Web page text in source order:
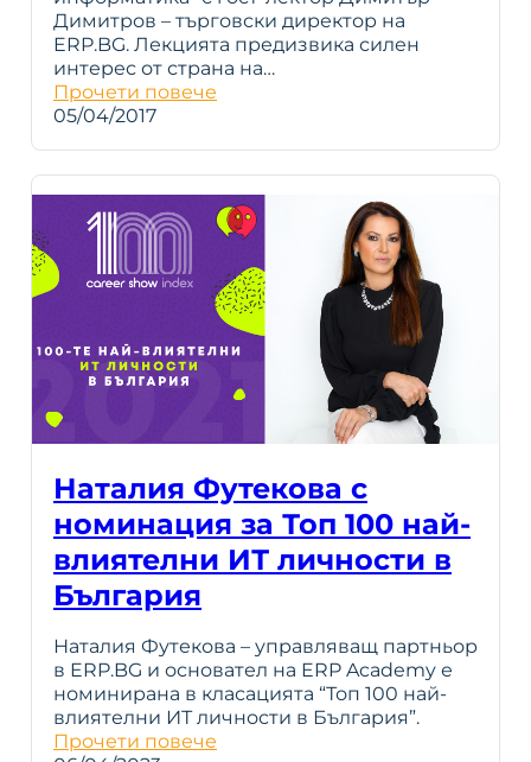
Димитров – търговски директор на
ERP.BG. Лекцията предизвика силен
интерес от страна на…
Прочети повече
05/04/2017
Наталия Футекова с
номинация за Топ 100 най-
влиятелни ИТ личности в
България
Наталия Футекова – управляващ партньор
в ERP.BG и основател на ERP Academy е
номинирана в класацията “Топ 100 най-
влиятелни ИТ личности в България”.
Прочети повече